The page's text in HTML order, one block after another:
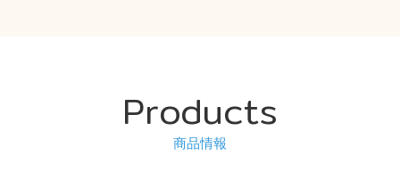
Products
商品情報